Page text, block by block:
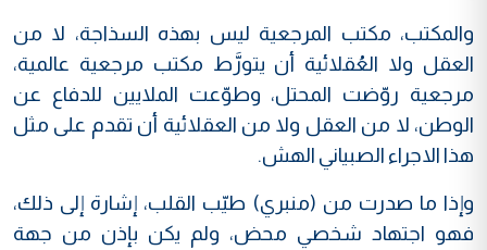
والمكتب، مكتب المرجعية ليس بهذه السذاجة، لا من
العقل ولا العُقلائية أن يتورَّط مكتب مرجعية عالمية،
مرجعية روّضت المحتل، وطوّعت الملايين للدفاع عن
الوطن، لا من العقل ولا من العقلائية أن تقدم على مثل
هذا الاجراء الصبياني الهش.
وإذا ما صدرت من (منبري) طيّب القلب، إشارة إلى ذلك،
فهو اجتهاد شخصي محض، ولم يكن بإذن من جهة